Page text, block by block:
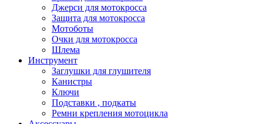
Джерси для мотокросса
Защита для мотокросса
Мотоботы
Очки для мотокросса
Шлема
Инструмент
Заглушки для глушителя
Канистры
Ключи
Подставки , подкаты
Ремни крепления мотоцикла